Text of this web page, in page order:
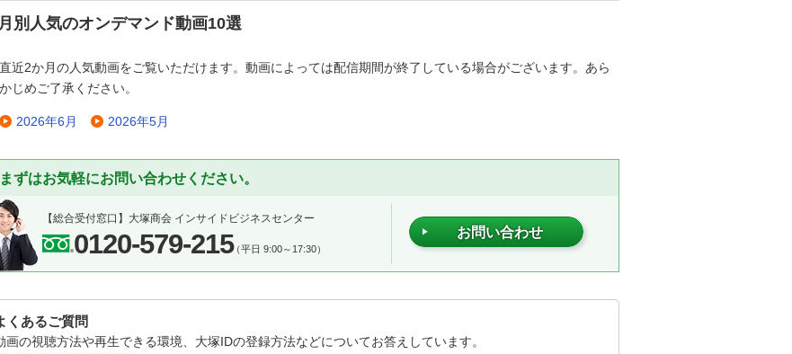
月別人気のオンデマンド動画10選
直近2か月の人気動画をご覧いただけます。動画によっては配信期間が終了している場合がございます。あら
かじめご了承ください。
2026年6月 2026年5月
まずはお気軽にお問い合わせください。
【総合受付窓口】 大塚商会 インサイドビジネスセンター
0120-579-215（平日 9:00～17:30）
お問い合わせ
くあるご質問
画の視聴方法や再生できる環境、大塚IDの登録方法などについてお答えしています。